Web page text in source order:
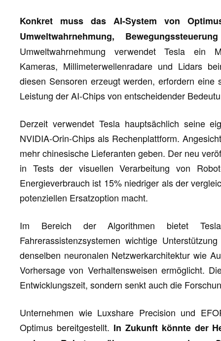
Konkret muss das AI-System von
Umweltwahrnehmung,
Umweltwahrnehmung verwendet Tesla ein
Kameras, Millimeterwellenradare und Lidars
diesen Sensoren erzeugt werden, erfordern
Leistung der AI-Chips von entscheidender
Derzeit verwendet Tesla hauptsächlich seine
NVIDIA-Orin-Chips als Rechenplattform.
mehr chinesische Lieferanten geben. Der neu
in Tests der visuellen Verarbeitung von
Energieverbrauch ist 15% niedriger als der
potenziellen Ersatzoption macht.
Im Bereich der Algorithmen bietet
Fahrerassistenzsystemen wichtige
denselben neuronalen Netzwerkarchitektur wie
Vorhersage von Verhaltensweisen ermöglicht.
Entwicklungszeit, sondern senkt auch die
Unternehmen wie Luxshare Precision und
Optimus bereitgestellt. In Zukunft könnte der